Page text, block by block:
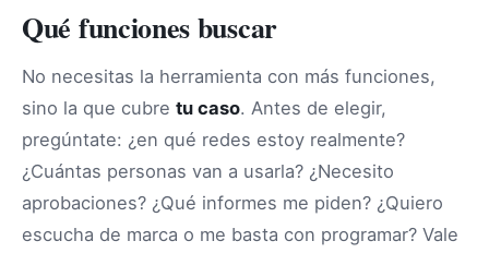
Qué funciones buscar
No necesitas la herramienta con más funciones,
sino la que cubre tu caso. Antes de elegir,
pregúntate: ¿en qué redes estoy realmente?
¿Cuántas personas van a usarla? ¿Necesito
aprobaciones? ¿Qué informes me piden? ¿Quiero
escucha de marca o me basta con programar? Vale